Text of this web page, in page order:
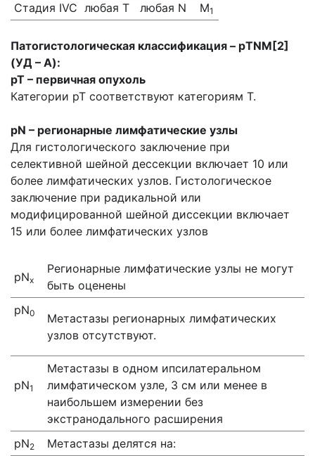
Стадия IVC любая T любая N M1
Патогистологическая классификация – рTNM [2]
(УД – А):
рТ – первичная опухоль
Категории рТ соответствуют категориям Т.
рN – регионарные лимфатические узлы
Для гистологического заключение при
селективной шейной дессекции включает 10 или
более лимфатических узлов. Гистологическое
заключение при радикальной или
модифицированной шейной диссекции включает
15 или более лимфатических узлов
рNх
Регионарные лимфатические узлы не могут
быть оценены
рN0
Метастазы регионарных лимфатических
узлов отсутствуют.
рN1
Метастазы в одном ипсилатеральном
лимфатическом узле, 3 см или менее в
наибольшем измерении без
экстранодального расширения
рN2 Метастазы делятся на: